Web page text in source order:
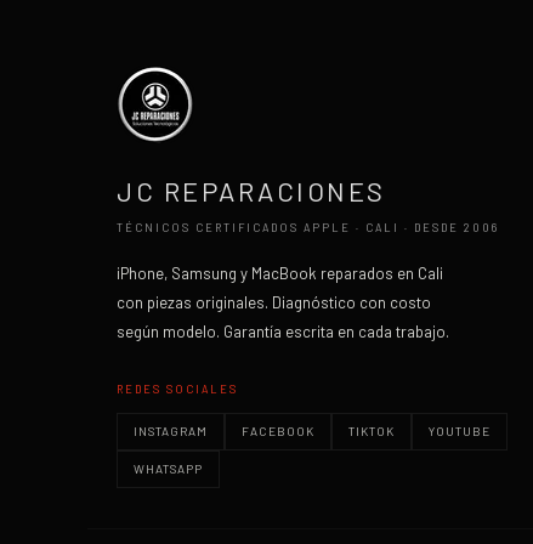
JC REPARACIONES
TÉCNICOS CERTIFICADOS APPLE · CALI · DESDE 2006
iPhone, Samsung y MacBook reparados en Cali
con piezas originales. Diagnóstico con costo
según modelo. Garantía escrita en cada trabajo.
REDES SOCIALES
INSTAGRAM FACEBOOK TIKTOK YOUTUBE
WHATSAPP